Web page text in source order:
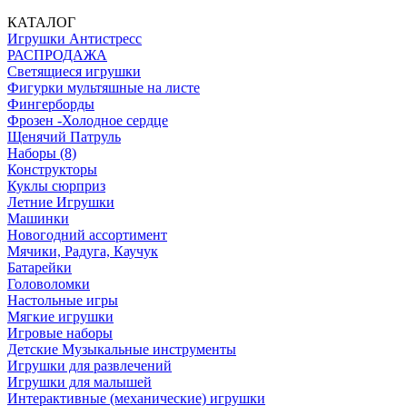
КАТАЛОГ
Игрушки Антистресс
РАСПРОДАЖА
Светящиеся игрушки
Фигурки мультяшные на листе
Фингерборды
Фрозен -Холодное сердце
Щенячий Патруль
Наборы (8)
Конструкторы
Куклы сюрприз
Летние Игрушки
Машинки
Новогодний ассортимент
Мячики, Радуга, Каучук
Батарейки
Головоломки
Настольные игры
Мягкие игрушки
Игровые наборы
Детские Музыкальные инструменты
Игрушки для развлечений
Игрушки для малышей
Интерактивные (механические) игрушки